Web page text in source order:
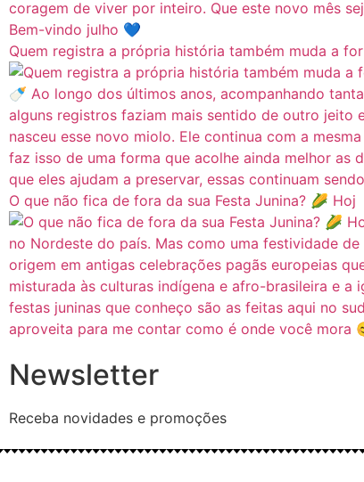
Quem registra a própria história também muda a for
O que não fica de fora da sua Festa Junina? 🌽 Hoj
Newsletter
Receba novidades e promoções